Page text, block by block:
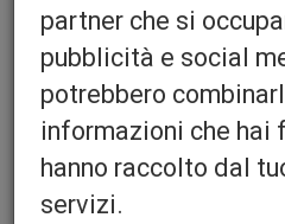
Kompletni set
pričvršćivanje
partner che si
pubblicità e social
potrebbero
informazioni che hai
hanno raccolto dal
servizi.